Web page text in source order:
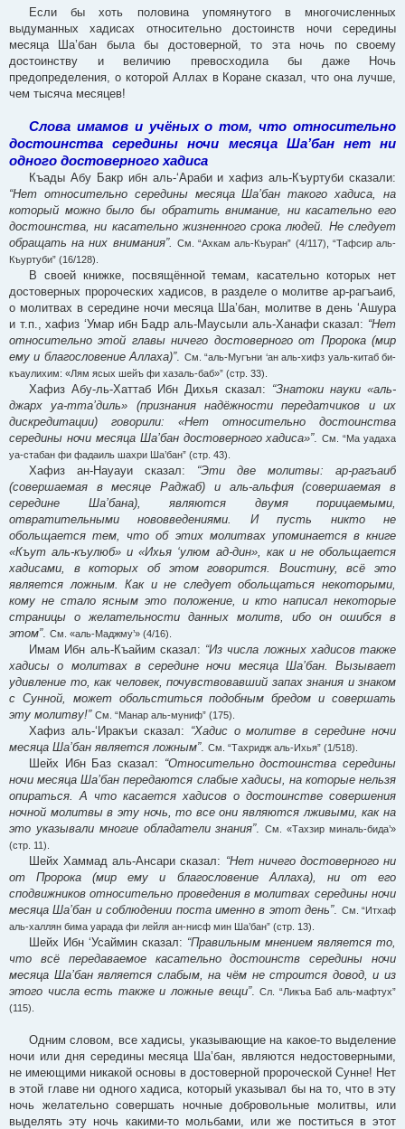
Если бы хоть половина упомянутого в многочисленных
выдуманных хадисах относительно достоинств ночи середины
месяца Ша’бан была бы достоверной, то эта ночь по своему
достоинству и величию превосходила бы даже Ночь
предопределения, о которой Аллах в Коране сказал, что она лучше,
чем тысяча месяцев!
Слова имамов и учёных о том, что относительно
достоинства середины ночи месяца Ша’бан нет ни
одного достоверного хадиса
Къады Абу Бакр ибн аль-‘Араби и хафиз аль-Къуртуби сказали:
“Нет относительно середины месяца Ша’бан такого хадиса, на
который можно было бы обратить внимание, ни касательно его
достоинства, ни касательно жизненного срока людей. Не следует
обращать на них внимания”.
См. “Ахкам аль-Къуран” (4/117), “Тафсир аль-
Къуртуби” (16/128).
В своей книжке, посвящённой темам, касательно которых нет
достоверных пророческих хадисов, в разделе о молитве ар-рагъаиб,
о молитвах в середине ночи месяца Ша’бан, молитве в день ‘Ашура
и т.п., хафиз ‘Умар ибн Бадр аль-Маусыли аль-Ханафи сказал: “Нет
относительно этой главы ничего достоверного от Пророка (мир
ему и благословение Аллаха)”.
См. “аль-Мугъни ‘ан аль-хифз уаль-китаб би-
къаулихим: «Лям ясых шейъ фи хазаль-баб»” (стр. 33).
Хафиз Абу-ль-Хаттаб Ибн Дихья сказал: “Знатоки науки «аль-
джарх уа-тта’диль» (признания надёжности передатчиков и их
дискредитации) говорили: «Нет относительно достоинства
середины ночи месяца Ша’бан достоверного хадиса»”.См. “Ма уадаха
уа-стабан фи фадаиль шахри Ша’бан” (стр. 43).
Хафиз ан-Науауи сказал: “Эти две молитвы: ар-рагъаиб
(совершаемая в месяце Раджаб) и аль-альфия (совершаемая в
середине Ша’бана), являются двумя порицаемыми,
отвратительными нововведениями. И пусть никто не
обольщается тем, что об этих молитвах упоминается в книге
«Къут аль-къулюб» и «Ихья ‘улюм ад-дин», как и не обольщается
хадисами, в которых об этом говорится. Воистину, всё это
является ложным. Как и не следует обольщаться некоторыми,
кому не стало ясным это положение, и кто написал некоторые
страницы о желательности данных молитв, ибо он ошибся в
этом”. См. «аль-Маджму’» (4/16).
Имам Ибн аль-Къайим сказал: “Из числа ложных хадисов также
хадисы о молитвах в середине ночи месяца Ша’бан. Вызывает
удивление то, как человек, почувствовавший запах знания и знаком
с Сунной, может обольститься подобным бредом и совершать
эту молитву!” См. “Манар аль-муниф” (175).
Хафиз аль-‘Иракъи сказал: “Хадис о молитве в середине ночи
месяца Ша’бан является ложным”. См. “Тахридж аль-Ихья” (1/518).
Шейх Ибн Баз сказал: “Относительно достоинства середины
ночи месяца Ша’бан передаются слабые хадисы, на которые нельзя
опираться. А что касается хадисов о достоинстве совершения
ночной молитвы в эту ночь, то все они являются лживыми, как на
это указывали многие обладатели знания”.См. «Тахзир миналь-бида’»
(стр. 11).
Шейх Хаммад аль-Ансари сказал: “Нет ничего достоверного ни
от Пророка (мир ему и благословение Аллаха), ни от его
сподвижников относительно проведения в молитвах середины ночи
месяца Ша’бан и соблюдении поста именно в этот день”.
См. “Итхаф
аль-халлян бима уарада фи лейля ан-нисф мин Ша’бан” (стр. 13).
Шейх Ибн ‘Усаймин сказал: “Правильным мнением является то,
что всё передаваемое касательно достоинств середины ночи
месяца Ша’бан является слабым, на чём не строится довод, и из
этого числа есть также и ложные вещи”.Сл. “Ликъа Баб аль-мафтух”
(115).
Одним словом, все хадисы, указывающие на какое-то выделение
ночи или дня середины месяца Ша’бан, являются недостоверными,
не имеющими никакой основы в достоверной пророческой Сунне! Нет
в этой главе ни одного хадиса, который указывал бы на то, что в эту
ночь желательно совершать ночные добровольные молитвы, или
выделять эту ночь какими-то мольбами, или же поститься в этот